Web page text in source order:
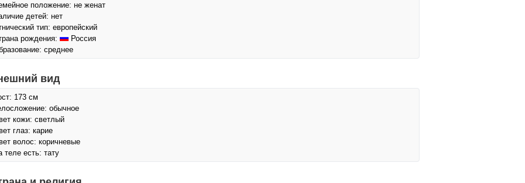
положение: не женат
детей: нет
тип: европейский
рождения:
Россия
среднее
вид
173 см
обычное
кожи: светлый
глаз: карие
волос: коричневые
теле есть: тату